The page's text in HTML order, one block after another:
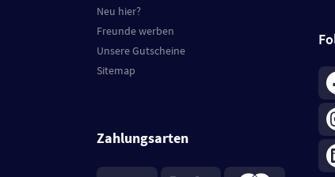
Neu hier?
Freunde werben
Unsere Gutscheine
Sitemap
Zahlungsarten